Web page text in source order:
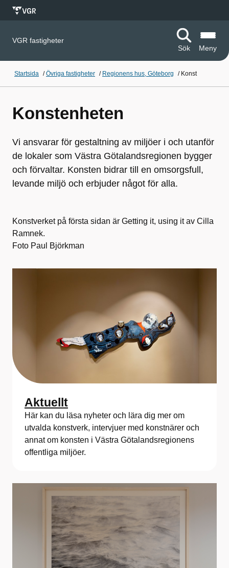
VGR fastigheter
Sök
Meny
Startsida /Övriga fastigheter / Regionens hus, Göteborg / Konst
Konstenheten
Vi ansvarar för gestaltning av miljöer i och utanför
de lokaler som Västra Götalandsregionen bygger
och förvaltar. Konsten bidrar till en omsorgsfull,
levande miljö och erbjuder något för alla.
Konstverket på första sidan är Getting it, using it av Cilla
Ramnek.
Foto Paul Björkman
Aktuellt
Här kan du läsa nyheter och lära dig mer om
utvalda konstverk, intervjuer med konstnärer och
annat om konsten i Västra Götalandsregionens
offentliga miljöer.